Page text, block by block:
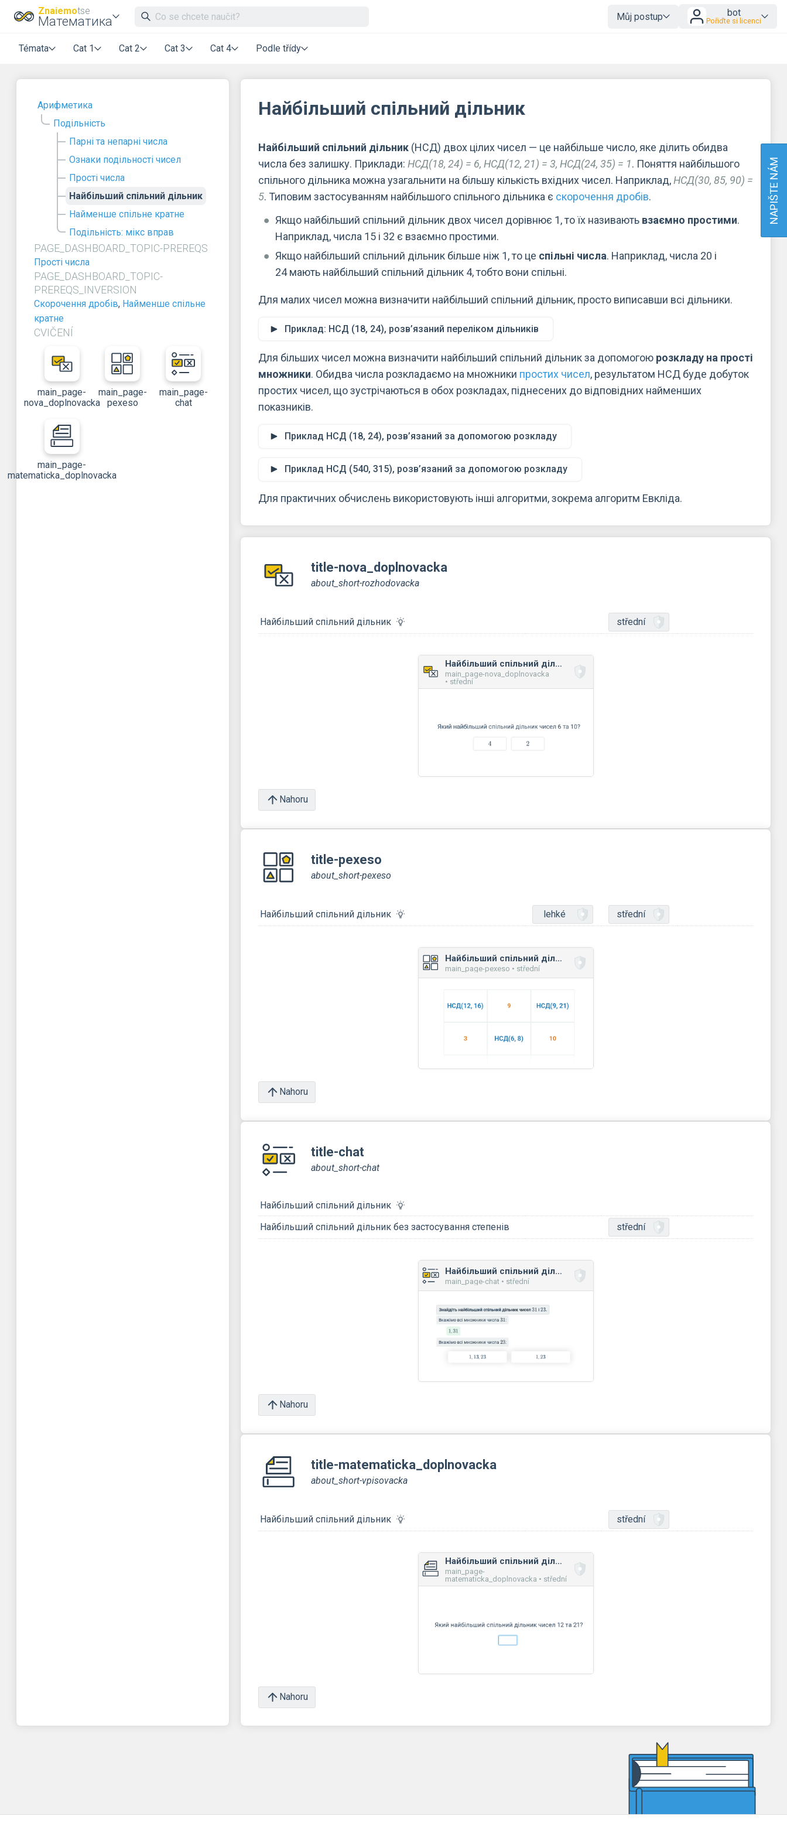
Znaiemotse
Математика Můj postup bot
Pořiďte si licenci
Témata Cat 1 Cat 2 Cat 3 Cat 4 Podle třídy
Арифметика
Подільність
Парні та непарні числа
Ознаки подільності чисел
Прості числа
Найбільший спільний дільник
Найменше спільне кратне
Подільність: мікс вправ
PAGE_DASHBOARD_TOPIC-PREREQS
Прості числа
PAGE_DASHBOARD_TOPIC-
PREREQS_INVERSION
Скорочення дробів, Найменше спільне
кратне
CVIČENÍ
main_page-
nova_doplnovacka
main_page-
pexeso
main_page-
chat
main_page-
matematicka_doplnovacka
Найбільший спільний дільник
Найбільший спільний дільник (НСД) двох цілих чисел — це найбільше число, яке ділить обидва
числа без залишку. Приклади: НСД(18, 24) = 6, НСД(12, 21) = 3, НСД(24, 35) = 1. Поняття найбільшого
спільного дільника можна узагальнити на більшу кількість вхідних чисел. Наприклад,НСД(30, 85, 90) =
5. Типовим застосуванням найбільшого спільного дільника є скорочення дробів.
Якщо найбільший спільний дільник двох чисел дорівнює 1, то їх називають взаємно простими.
Наприклад, числа 15 і 32 є взаємно простими.
Якщо найбільший спільний дільник більше ніж 1, то це спільні числа. Наприклад, числа 20 і
24 мають найбільший спільний дільник 4, тобто вони спільні.
Для малих чисел можна визначити найбільший спільний дільник, просто виписавши всі дільники.
Приклад: НСД (18, 24), розв’язаний переліком дільників
Для більших чисел можна визначити найбільший спільний дільник за допомогою розкладу на прості
множники. Обидва числа розкладаємо на множники простих чисел, результатом НСД буде добуток
простих чисел, що зустрічаються в обох розкладах, піднесених до відповідних найменших
показників.
Приклад НСД (18, 24), розв’язаний за допомогою розкладу
Приклад НСД (540, 315), розв’язаний за допомогою розкладу
Для практичних обчислень використовують інші алгоритми, зокрема алгоритм Евкліда.
title-nova_doplnovacka
about_short-rozhodovacka
Найбільший спільний дільник střední
Найбільший спільний дільник
main_page-nova_doplnovacka
• střední
Nahoru
title-pexeso
about_short-pexeso
Найбільший спільний дільник lehké střední
Найбільший спільний дільник
main_page-pexeso • střední
Nahoru
title-chat
about_short-chat
Найбільший спільний дільник
Найбільший спільний дільник без застосування степенів
střední
Найбільший спільний дільник без застосування степенів
main_page-chat • střední
Nahoru
title-matematicka_doplnovacka
about_short-vpisovacka
Найбільший спільний дільник střední
Найбільший спільний дільник
main_page-
matematicka_doplnovacka • střední
Nahoru
NAPIŠTE NÁM